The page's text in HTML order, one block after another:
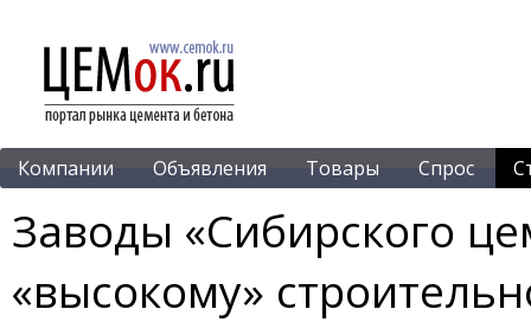
Компании Объявления Товары Спрос
Заводы «Сибирского
«высокому»